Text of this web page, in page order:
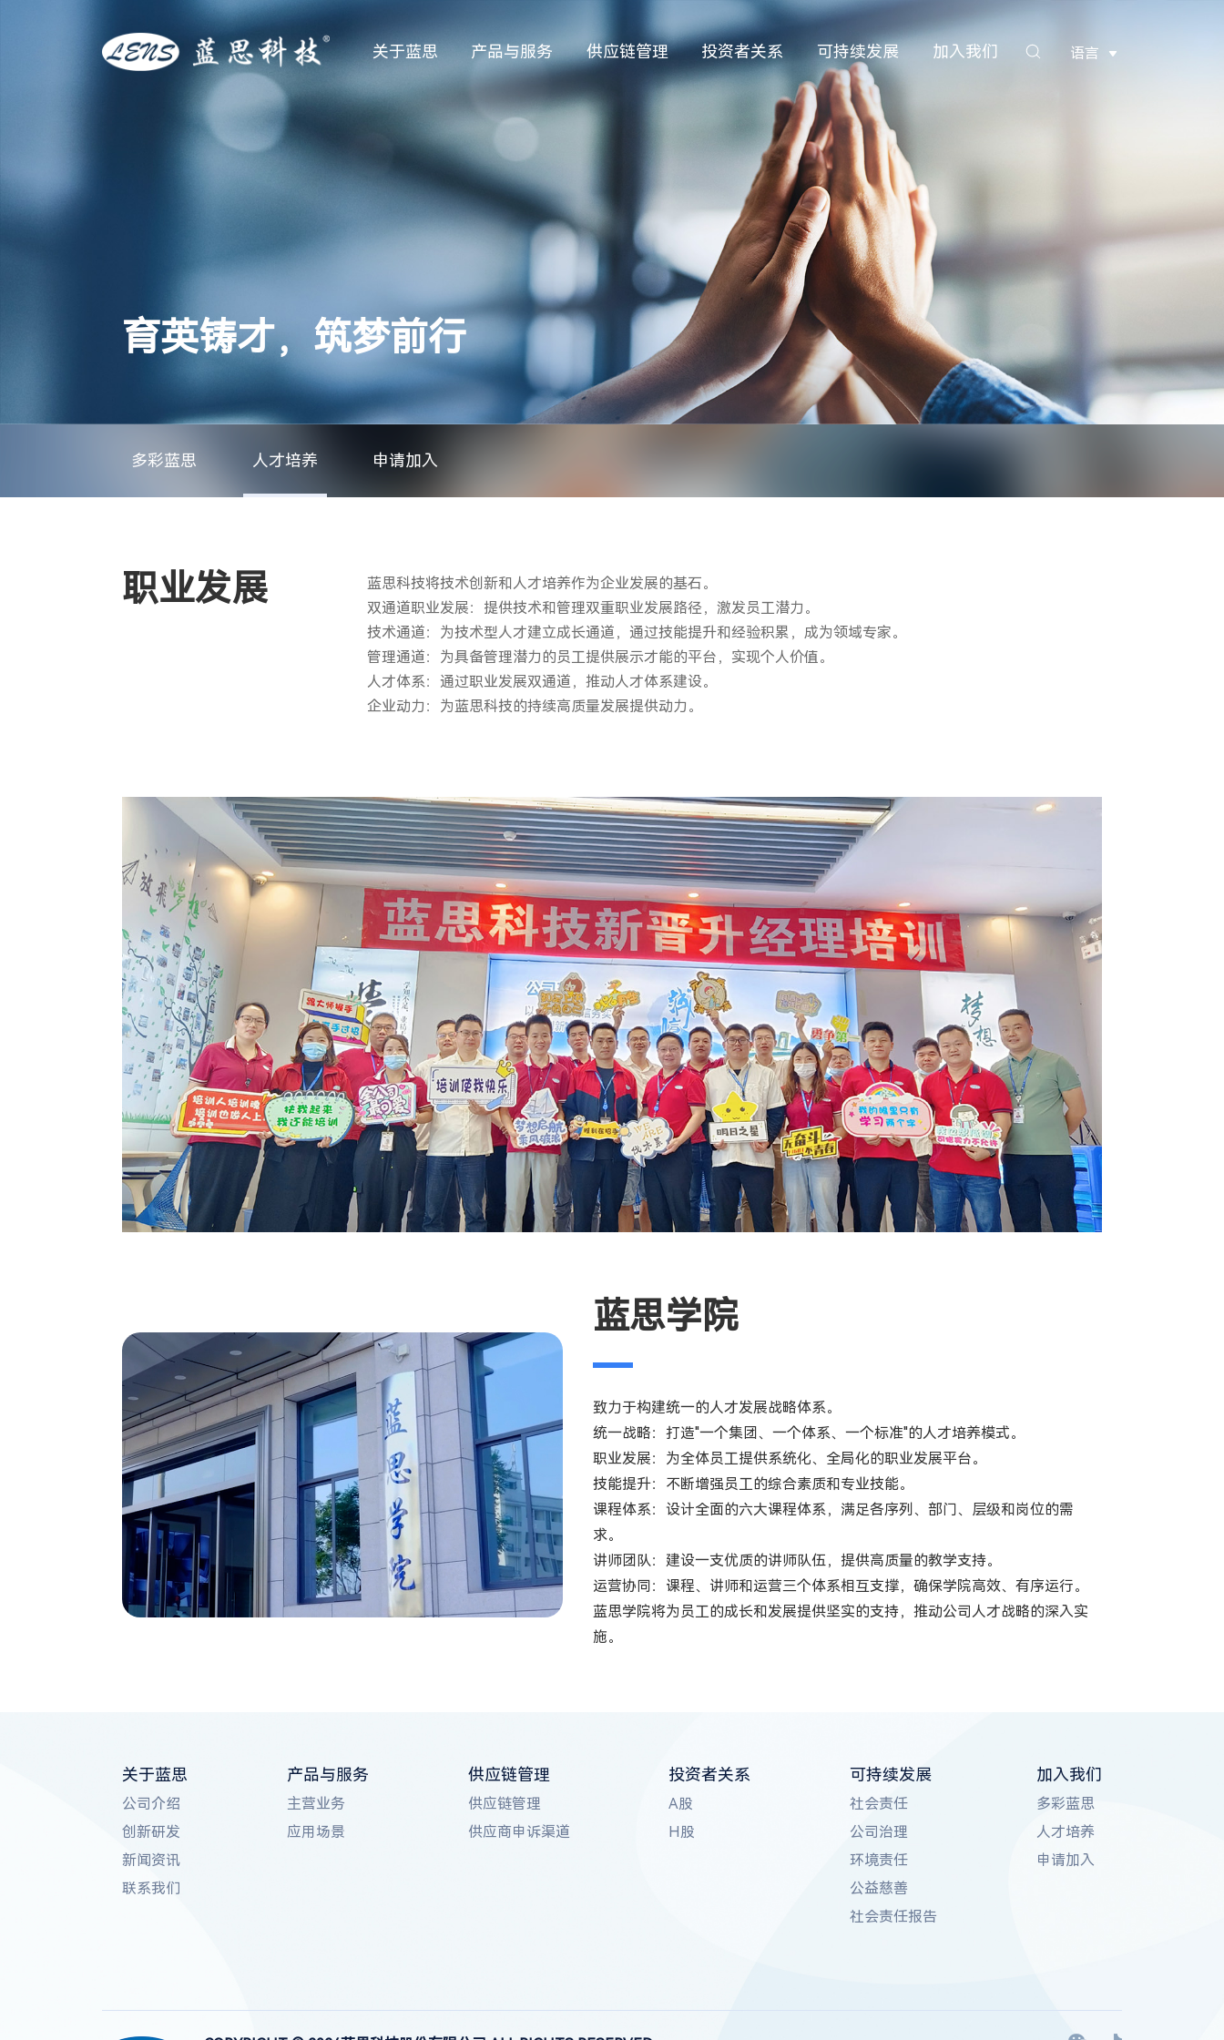
关于蓝思 产品与服务 供应链管理 投资者关系 可持续发展 加入我们 语言
育英铸才，筑梦前行
多彩蓝思 人才培养 申请加入
职业发展
蓝思科技将技术创新和人才培养作为企业发展的基石。
双通道职业发展：提供技术和管理双重职业发展路径，激发员工潜力。
技术通道：为技术型人才建立成长通道，通过技能提升和经验积累，成为领域专家。
管理通道：为具备管理潜力的员工提供展示才能的平台，实现个人价值。
人才体系：通过职业发展双通道，推动人才体系建设。
企业动力：为蓝思科技的持续高质量发展提供动力。
蓝思学院
致力于构建统一的人才发展战略体系。
统一战略：打造"一个集团、一个体系、一个标准"的人才培养模式。
职业发展：为全体员工提供系统化、全局化的职业发展平台。
技能提升：不断增强员工的综合素质和专业技能。
课程体系：设计全面的六大课程体系，满足各序列、部门、层级和岗位的需
求。
讲师团队：建设一支优质的讲师队伍，提供高质量的教学支持。
运营协同：课程、讲师和运营三个体系相互支撑，确保学院高效、有序运行。
蓝思学院将为员工的成长和发展提供坚实的支持，推动公司人才战略的深入实
施。
关于蓝思
公司介绍
创新研发
新闻资讯
联系我们
产品与服务
主营业务
应用场景
供应链管理
供应链管理
供应商申诉渠道
投资者关系
A股
H股
可持续发展
社会责任
公司治理
环境责任
公益慈善
社会责任报告
加入我们
多彩蓝思
人才培养
申请加入